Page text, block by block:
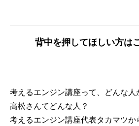
背中を押してほしい方は
考えるエンジン講座って、どんな人
高松さんてどんな人？
考えるエンジン講座代表タカマツか